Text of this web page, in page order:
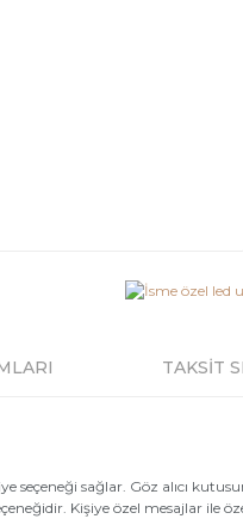
TAKSİT
seçeneği sağlar. Göz alıcı
Kişiye özel mesajlar ile